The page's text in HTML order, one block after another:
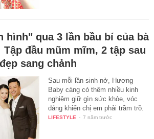
hình" qua 3 lần bầu bí của bà
Tập đầu mũm mĩm, 2 tập sau
sang chảnh
Sau mỗi lần sinh nở, Hương
Baby càng có thêm nhiều kinh
nghiệm giữ gìn sức khỏe, vóc
dáng khiến chị em phải trầm trồ.
LIFESTYLE - 7 năm trước